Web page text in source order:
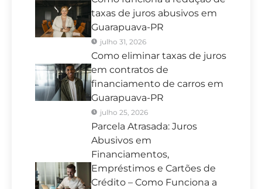
taxas de juros abusivos em
Guarapuava-PR
julho 31, 2026
Como eliminar taxas de juros
em contratos de
financiamento de carros em
Guarapuava-PR
julho 25, 2026
Parcela Atrasada: Juros
Abusivos em
Financiamentos,
Empréstimos e Cartões de
Crédito – Como Funciona a